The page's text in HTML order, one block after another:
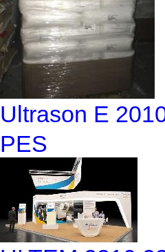
Ultrason E
PES